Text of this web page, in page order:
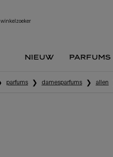
winkelzoeker
nieuw parfums
parfums damesparfums alien